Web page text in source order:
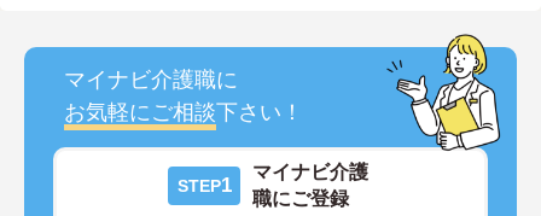
マイナビ介護職に
お気軽にご相談下さい！
STEP1
マイナビ介護
職にご登録